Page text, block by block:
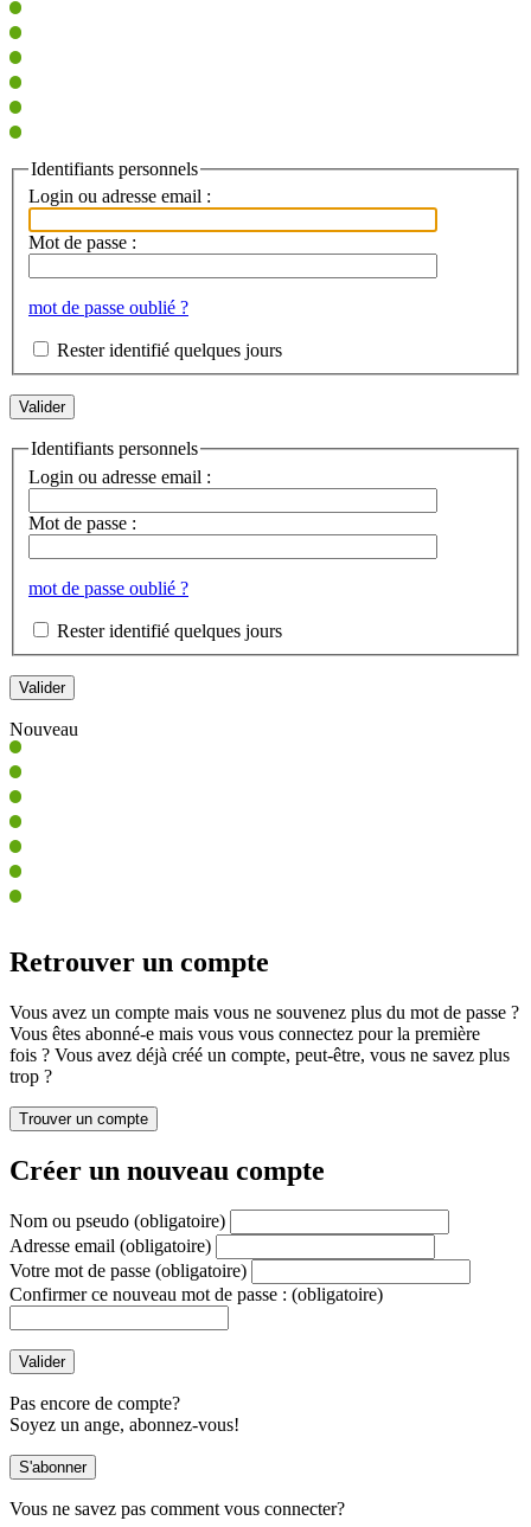
Identifiants personnels
Login ou adresse email :
Mot de passe :
mot de passe oublié ?
Rester identifié quelques jours
Identifiants personnels
Login ou adresse email :
Mot de passe :
mot de passe oublié ?
Rester identifié quelques jours
Nouveau
Retrouver un compte
Vous avez un compte mais vous ne souvenez plus du mot de passe ?
Vous êtes abonné-e mais vous vous connectez pour la première
fois ? Vous avez déjà créé un compte, peut-être, vous ne savez plus
trop ?
Créer un nouveau compte
Nom ou pseudo (obligatoire)
Adresse email (obligatoire)
Votre mot de passe (obligatoire)
Confirmer ce nouveau mot de passe : (obligatoire)
Pas encore de compte?
Soyez un ange, abonnez-vous!
Vous ne savez pas comment vous connecter?